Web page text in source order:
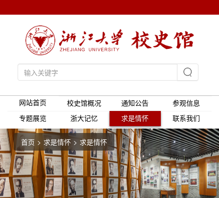
网站首页 校史馆概况 通知公告 参观信息
专题展览 浙大记忆 求是情怀 联系我们
首页 求是情怀 求是情怀